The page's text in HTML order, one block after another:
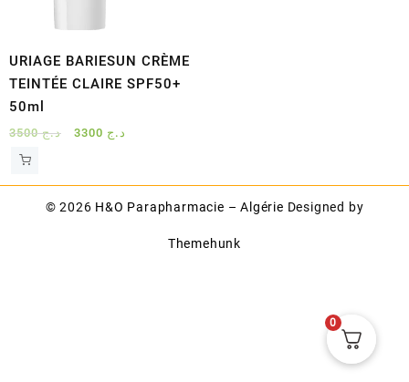
URIAGE BARIESUN CRÈME
TEINTÉE CLAIRE SPF50+
50ml
د.ج3500
Le
était :
د.ج 3500.
د.ج
est :
د.ج 3300.
© 2026 H&O Parapharmacie – Algérie Designed by
Themehunk
0